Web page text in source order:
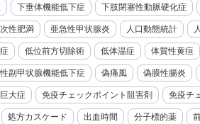
下垂体機能低下症 下肢閉塞性動脈硬化症
性肥満 亜急性甲状腺炎 人口動態統計
低位前方切除術 低体温症 体質性黄疸
副甲状腺機能低下症 偽痛風 偽膜性腸炎
大症 免疫チェックポイント阻害剤 免疫チ
処方カスケード 出血時間 分子標的薬